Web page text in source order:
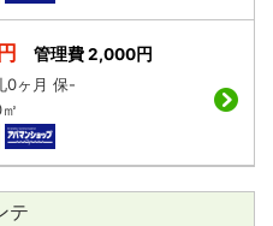
管理費 2,000円
0ヶ月 保-
テ